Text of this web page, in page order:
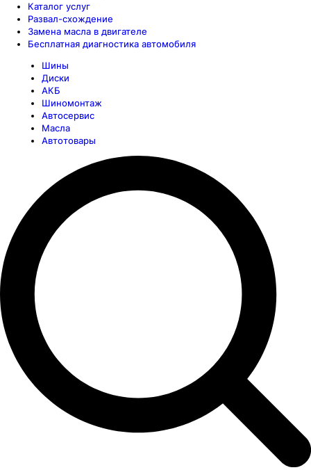
Каталог услуг
Развал-схождение
Замена масла в двигателе
Бесплатная диагностика автомобиля
Шины
Диски
АКБ
Шиномонтаж
Автосервис
Масла
Автотовары